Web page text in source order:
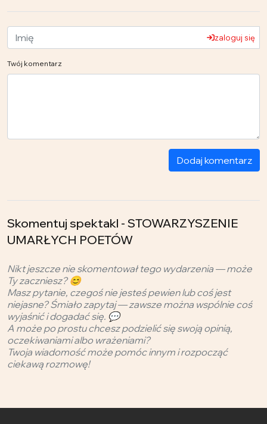
zaloguj się
Twój komentarz
Dodaj komentarz
Skomentuj spektakl - STOWARZYSZENIE
UMARŁYCH POETÓW
Nikt jeszcze nie skomentował tego wydarzenia — może
Ty zaczniesz? 😊
Masz pytanie, czegoś nie jesteś pewien lub coś jest
niejasne? Śmiało zapytaj — zawsze można wspólnie coś
wyjaśnić i dogadać się. 💬
A może po prostu chcesz podzielić się swoją opinią,
oczekiwaniami albo wrażeniami?
Twoja wiadomość może pomóc innym i rozpocząć
ciekawą rozmowę!